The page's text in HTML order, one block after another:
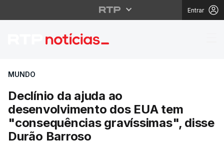
Entrar
Declínio da ajuda ao
MUNDO
Declínio da ajuda ao
desenvolvimento dos EUA tem
"consequências gravíssimas", disse
Durão Barroso